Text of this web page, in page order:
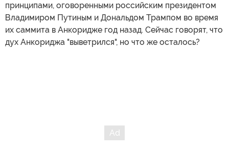
принципами, оговоренными российским президентом
Владимиром Путиным и Дональдом Трампом во время
их саммита в Анкоридже год назад. Сейчас говорят, что
дух Анкориджа "выветрился", но что же осталось?